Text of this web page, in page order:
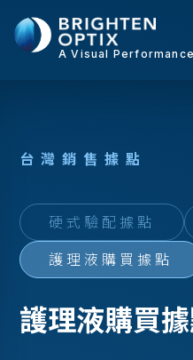
A Visual
台灣銷 售據點
硬式驗配據點
護理液購買據點
護理液購買